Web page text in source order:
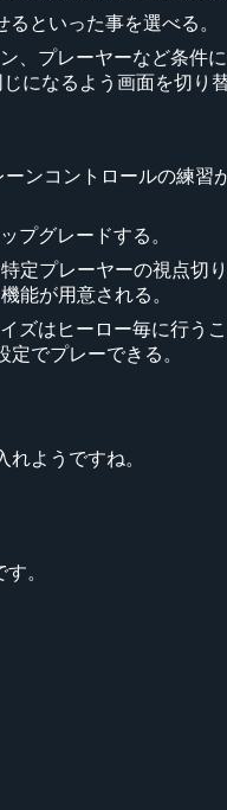
といった事を選べる。
、プレーヤーなど条件
になるよう画面を切り
ンコントロールの練習
プグレードする。
定プレーヤーの視点切
能が用意される。
ズはヒーロー毎に行う
でプレーできる。
ようですね。
。